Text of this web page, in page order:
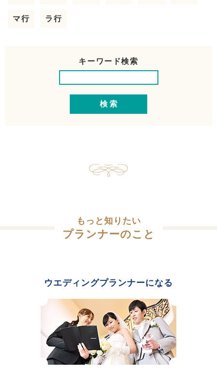
マ行 ラ行
キーワード検索
もっと知りたい
プランナーのこと
ウエディングプランナーになる